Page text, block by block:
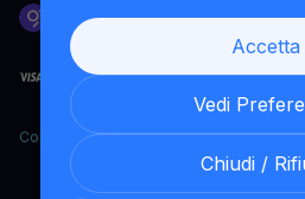
Accetta
Vedi
Chiudi /
Copyright YouHodler, 2026.